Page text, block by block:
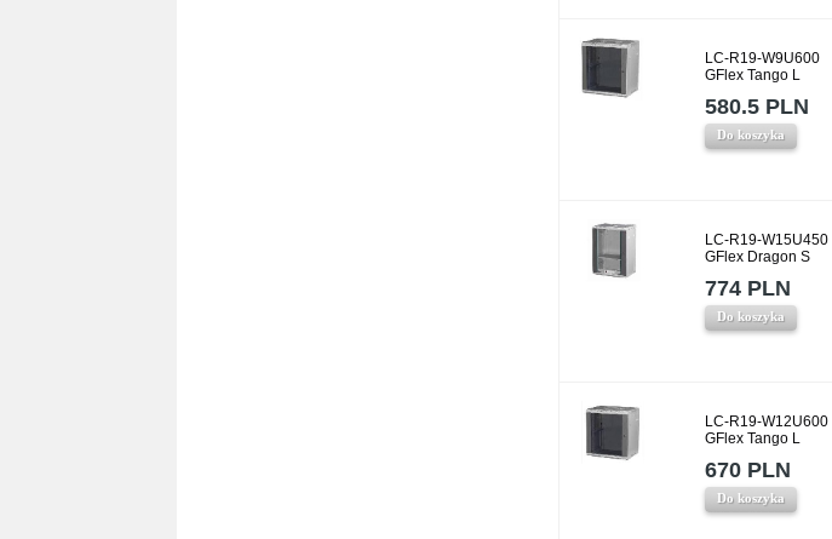
LC-R19-W9U600
GFlex Tango L
580.5 PLN
Do koszyka
LC-R19-W15U450
GFlex Dragon S
774 PLN
Do koszyka
LC-R19-W12U600
GFlex Tango L
670 PLN
Do koszyka